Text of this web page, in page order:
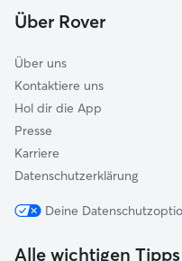
Aschheim
Über Rover
Über uns
Kontaktiere uns
Hol dir die App
Presse
Karriere
Datenschutzerklärung
Deine
Alle wichtigen